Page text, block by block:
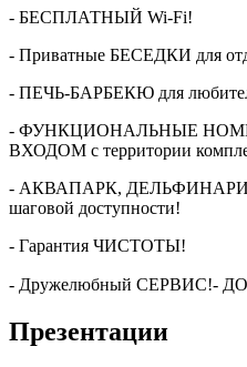
- БЕСПЛАТНЫЙ Wi-Fi!
- Приватные БЕСЕДКИ для
- ПЕЧЬ-БАРБЕКЮ для
- ФУНКЦИОНАЛЬНЫЕ
ВХОДОМ с территории
- АКВАПАРК,
шаговой доступности!
- Гарантия ЧИСТОТЫ!
- Дружелюбный СЕРВИС!-
Презентации